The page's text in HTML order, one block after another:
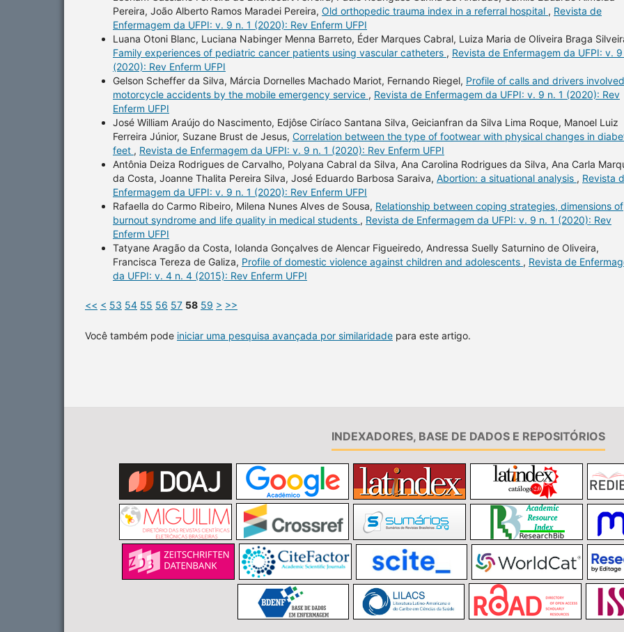
Pereira, João Alberto Ramos Maradei Pereira, Old orthopedic trauma index in a referral hospital , Revista de
Enfermagem da UFPI: v. 9 n. 1 (2020): Rev Enferm UFPI
Luana Otoni Blanc, Luciana Nabinger Menna Barreto, Éder Marques Cabral, Luiza Maria de Oliveira Braga
Family experiences of pediatric cancer patients using vascular catheters , Revista de Enfermagem da UFPI: v. 9
(2020): Rev Enferm UFPI
Gelson Scheffer da Silva, Márcia Dornelles Machado Mariot, Fernando Riegel, Profile of calls and drivers
motorcycle accidents by the mobile emergency service , Revista de Enfermagem da UFPI: v. 9 n. 1 (2020): Rev
Enferm UFPI
José William Araújo do Nascimento, Edjôse Ciríaco Santana Silva, Geicianfran da Silva Lima Roque, Manoel Luiz
Ferreira Júnior, Suzane Brust de Jesus, Correlation between the type of footwear with physical changes in
feet , Revista de Enfermagem da UFPI: v. 9 n. 1 (2020): Rev Enferm UFPI
Antônia Deiza Rodrigues de Carvalho, Polyana Cabral da Silva, Ana Carolina Rodrigues da Silva, Ana Carla
da Costa, Joanne Thalita Pereira Silva, José Eduardo Barbosa Saraiva, Abortion: a situational analysis , Revista
Enfermagem da UFPI: v. 9 n. 1 (2020): Rev Enferm UFPI
Rafaella do Carmo Ribeiro, Milena Nunes Alves de Sousa, Relationship between coping strategies, dimensions of
burnout syndrome and life quality in medical students , Revista de Enfermagem da UFPI: v. 9 n. 1 (2020): Rev
Enferm UFPI
Tatyane Aragão da Costa, Iolanda Gonçalves de Alencar Figueiredo, Andressa Suelly Saturnino de Oliveira,
Francisca Tereza de Galiza, Profile of domestic violence against children and adolescents , Revista de
da UFPI: v. 4 n. 4 (2015): Rev Enferm UFPI
<< < 53 54 55 56 57 58 59 > >>
Você também pode iniciar uma pesquisa avançada por similaridade para este artigo.
INDEXADORES, BASE DE DADOS E REPOSITÓRIOS